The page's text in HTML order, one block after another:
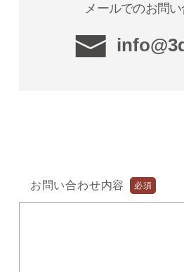
メールでのお問
お問い合わせ内容 必須